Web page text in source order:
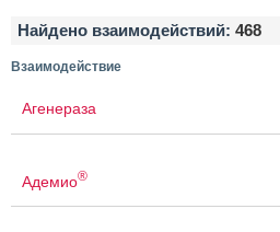
Найдено взаимодействий: 468
Взаимодействие
Агенераза
Адемио®